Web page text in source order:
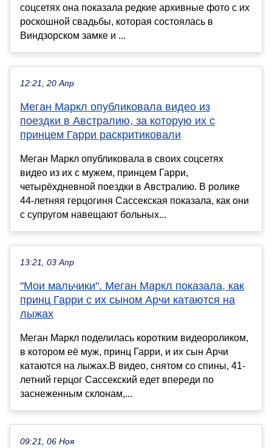
соцсетях она показала редкие архивные фото с их
роскошной свадьбы, которая состоялась в
Виндзорском замке и ...
12:21, 20 Апр
Меган Маркл опубликовала видео из
поездки в Австралию, за которую их с
принцем Гарри раскритиковали
Меган Маркл опубликовала в своих соцсетях
видео из их с мужем, принцем Гарри,
четырёхдневной поездки в Австралию. В ролике
44-летняя герцогиня Сассекская показала, как они
с супругом навещают больных...
13:21, 03 Апр
"Мои мальчики". Меган Маркл показала, как
принц Гарри с их сыном Арчи катаются на
лыжах
Меган Маркл поделилась коротким видеороликом,
в котором её муж, принц Гарри, и их сын Арчи
катаются на лыжах.В видео, снятом со спины, 41-
летний герцог Сассекский едет впереди по
заснеженным склонам,...
09:21, 06 Ноя